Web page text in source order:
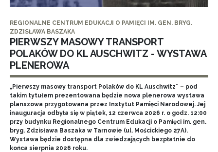
REGIONALNE CENTRUM EDUKACJI O PAMIĘCI IM. GEN. BRYG.
ZDZISŁAWA BASZAKA
PIERWSZY MASOWY TRANSPORT
POLAKÓW DO KL AUSCHWITZ - WYSTAWA
PLENEROWA
„Pierwszy masowy transport Polaków do KL Auschwitz” – pod
takim tytułem prezentowana będzie nowa plenerowa wystawa
planszowa przygotowana przez Instytut Pamięci Narodowej. Jej
inauguracja odbyła się w piątek, 12 czerwca 2026 r. o godz. 12:00
przy budynku Regionalnego Centrum Edukacji o Pamięci im. gen.
bryg. Zdzisława Baszaka w Tarnowie (ul. Mościckiego 27A).
Wystawa będzie dostępna dla zwiedzających bezpłatnie do
końca sierpnia 2026 roku.